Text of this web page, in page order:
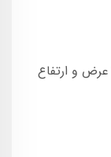
ابعاد تقرییی قطار (میلی متر):70 طول و30 عرض و ارتفاع